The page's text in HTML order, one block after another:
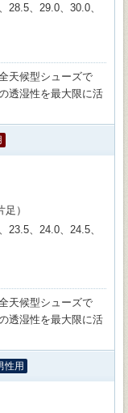
28.5、29.0、30.0、
天候型シューズで
透湿性を最大限に活
）
23.5、24.0、24.5、
天候型シューズで
透湿性を最大限に活
性用